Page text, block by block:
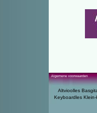
Algemene voorwaarden
Altvioolles
Keyboardles Klein-